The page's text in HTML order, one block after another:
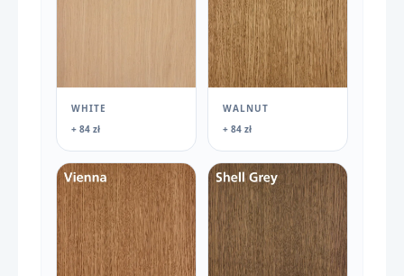
WHITE
+ 84 zł
WALNUT
+ 84 zł